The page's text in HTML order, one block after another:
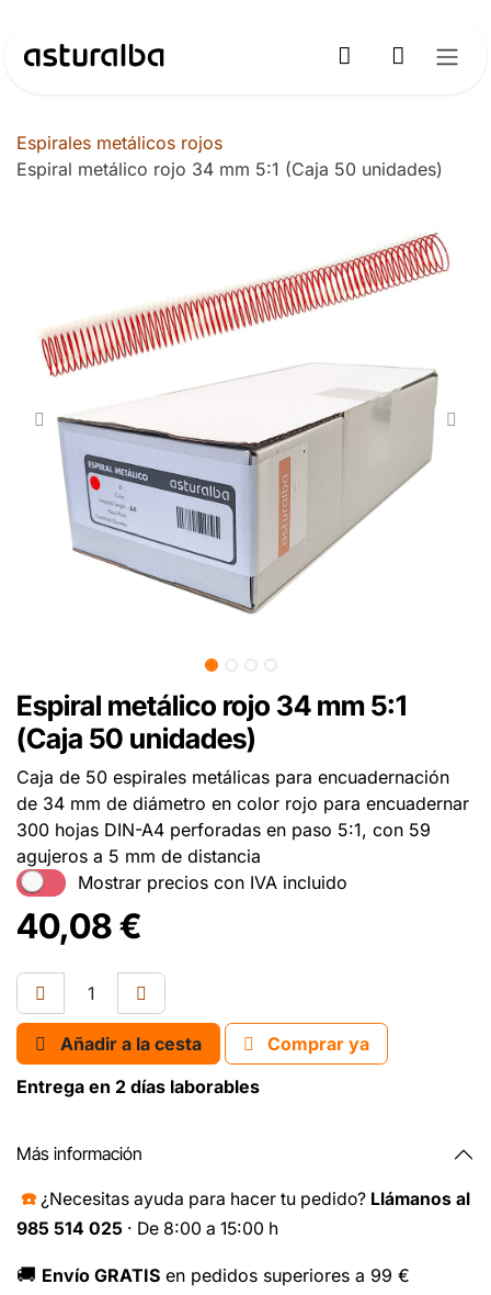
Espirales metálicos rojos
Espiral metálico rojo 34 mm 5:1 (Caja 50 unidades)
Espiral metálico rojo 34 mm 5:1
(Caja 50 unidades)
Caja de 50 espirales metálicas para encuadernación
de 34 mm de diámetro en color rojo para encuadernar
300 hojas DIN-A4 perforadas en paso 5:1, con 59
agujeros a 5 mm de distancia
Mostrar precios con IVA incluido
40,08€
Añadir a la cesta
Comprar ya
Entrega en 2 días laborables
Más información
☎️ ¿Necesitas ayuda para hacer tu pedido? Llámanos al
985 514 025 · De 8:00 a 15:00 h
🚚 Envío GRATIS en pedidos superiores a 99 €